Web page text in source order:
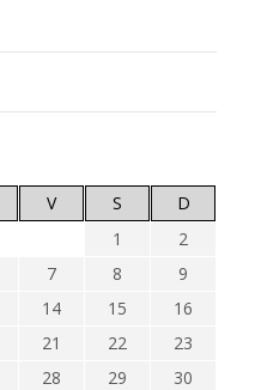
V S
D
1
2
7 8
9
14 15
16
21 22
23
28 29
30